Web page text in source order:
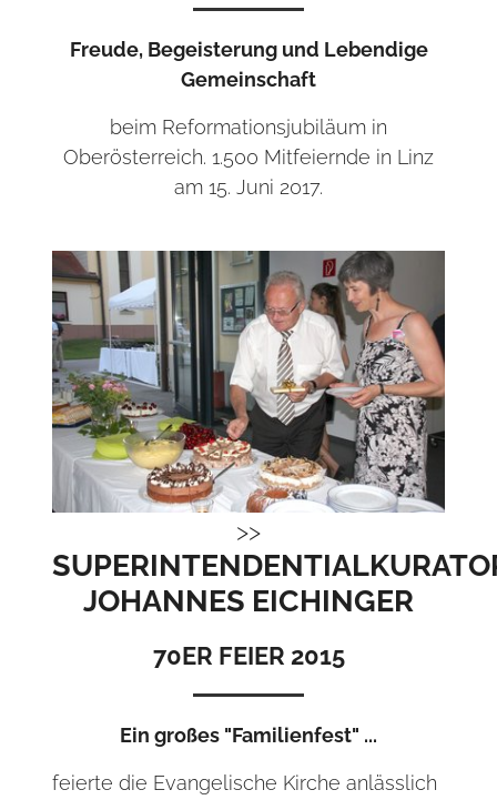
Freude, Begeisterung und Lebendige
Gemeinschaft
beim Reformationsjubiläum in
Oberösterreich. 1.500 Mitfeiernde in Linz
am 15. Juni 2017.
JOHANNES EICHINGER
70ER FEIER 2015
Ein großes "Familienfest" ...
feierte die Evangelische Kirche anlässlich